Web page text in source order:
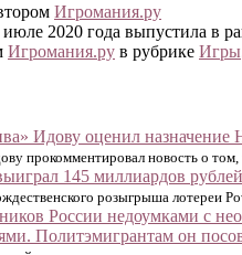
Игромания.ру
июле 2020 года выпустила в
Игромания.ру в рубрике Игры
прокомментировал новость о
розыгрыша лотереи
Политэмигрантам он